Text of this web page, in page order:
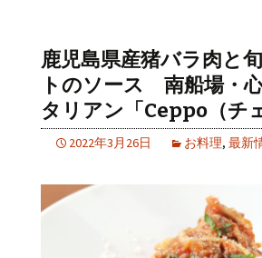
鹿児島県産猪バラ肉と
トのソース 南船場・
タリアン「Ceppo（チ
2022年3月26日 お料理, 最新